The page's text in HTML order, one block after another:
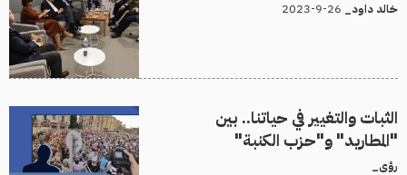
خالد داود_
الثبات والتغيير في حياتنا.. بين
"المطاريد" و"حزب الكنبة"
رؤى_